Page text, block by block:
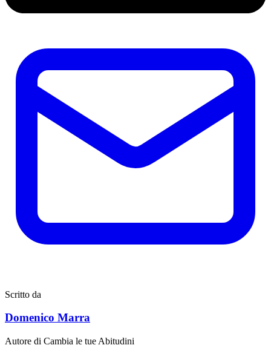
Scritto da
Domenico Marra
Autore di Cambia le tue Abitudini